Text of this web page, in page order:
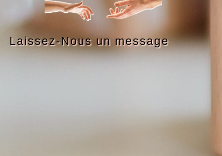
Laissez-Nous un message